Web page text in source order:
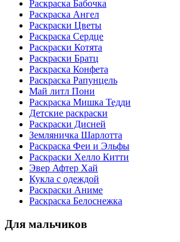
Раскраска Бабочка
Раскраска Ангел
Раскраски Цветы
Раскраска Сердце
Раскраски Котята
Раскраски Братц
Раскраска Конфета
Раскраска Рапунцель
Май литл Пони
Раскраска Мишка Тедди
Детские раскраски
Раскраски Дисней
Земляничка Шарлотта
Раскраска Феи и Эльфы
Раскраски Хелло Китти
Эвер Афтер Хай
Кукла с одеждой
Раскраски Аниме
Раскраска Белоснежка
Для мальчиков